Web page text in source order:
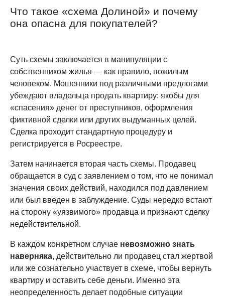
Что такое «схема Долиной» и почему
она опасна для покупателей?
Суть схемы заключается в манипуляции с
собственником жилья — как правило, пожилым
человеком. Мошенники под различными предлогами
убеждают владельца продать квартиру: якобы для
«спасения» денег от преступников, оформления
фиктивной сделки или других выдуманных целей.
Сделка проходит стандартную процедуру и
регистрируется в Росреестре.
Затем начинается вторая часть схемы. Продавец
обращается в суд с заявлением о том, что не понимал
значения своих действий, находился под давлением
или был введен в заблуждение. Суды нередко встают
на сторону «уязвимого» продавца и признают сделку
недействительной.
В каждом конкретном случае невозможно знать
наверняка, действительно ли продавец стал жертвой
или же сознательно участвует в схеме, чтобы вернуть
квартиру и оставить себе деньги. Именно эта
неопределенность делает подобные ситуации